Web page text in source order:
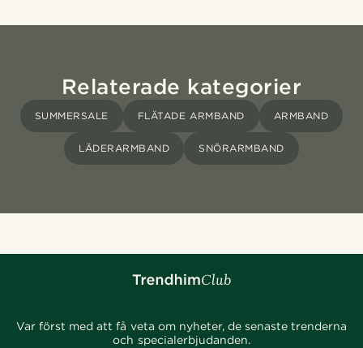
Relaterade kategorier
SUMMERSALE FLÄTADE ARMBAND ARMBAND
LÄDERARMBAND SNÖRARMBAND
Var först med att få veta om nyheter, de senaste trenderna
och specialerbjudanden.